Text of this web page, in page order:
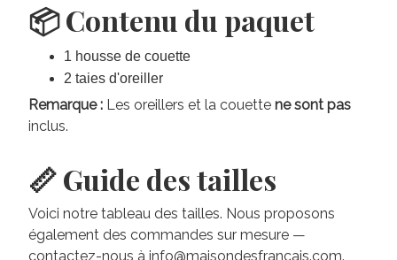
📦 Contenu du paquet
1 housse de couette
2 taies d'oreiller
Remarque : Les oreillers et la couette ne sont pas
inclus.
📏 Guide des tailles
Voici notre tableau des tailles. Nous proposons
également des commandes sur mesure —
contactez-nous à info@maisondesfrancais.com.